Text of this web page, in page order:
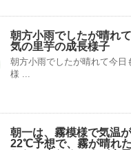
朝方小雨でしたが晴れ
気の里芋の成長様子
朝方小雨でしたが晴れて今
様 ...
朝一は、霧模様で気温
22℃予想で、霧が晴れ